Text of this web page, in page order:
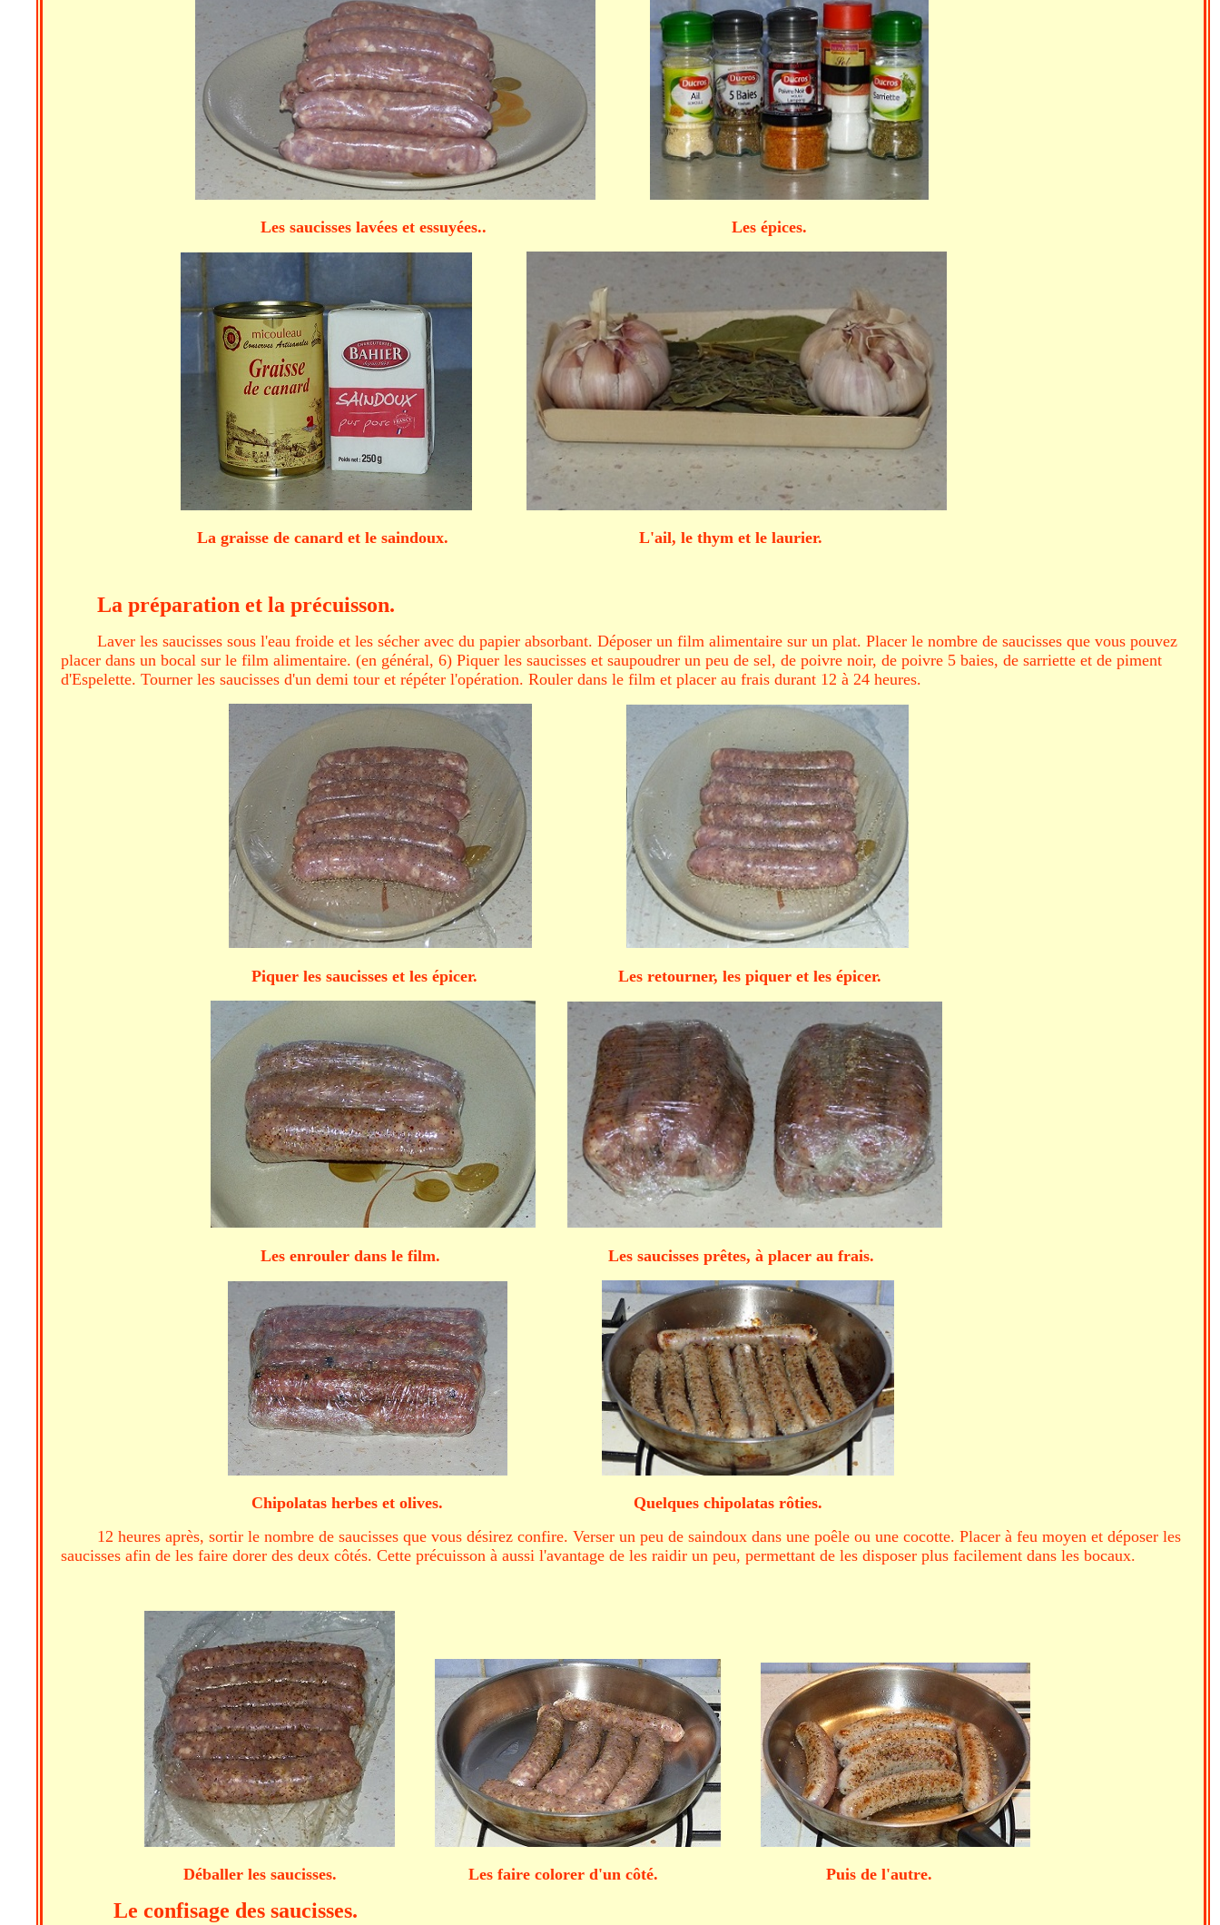
Les saucisses lavées et essuyées.. Les épices.
La graisse de canard et le saindoux. L'ail, le thym et le laurier.
La préparation et la précuisson.
Laver les saucisses sous l'eau froide et les sécher avec du papier absorbant. Déposer un film alimentaire sur un plat. Placer le nombre de saucisses que vous pouvez
placer dans un bocal sur le film alimentaire. (en général, 6) Piquer les saucisses et saupoudrer un peu de sel, de poivre noir, de poivre 5 baies, de sarriette et de piment
d'Espelette. Tourner les saucisses d'un demi tour et répéter l'opération. Rouler dans le film et placer au frais durant 12 à 24 heures.
Piquer les saucisses et les épicer. Les retourner, les piquer et les épicer.
Les enrouler dans le film. Les saucisses prêtes, à placer au frais.
Chipolatas herbes et olives. Quelques chipolatas rôties.
12 heures après, sortir le nombre de saucisses que vous désirez confire. Verser un peu de saindoux dans une poêle ou une cocotte. Placer à feu moyen et déposer les
saucisses afin de les faire dorer des deux côtés. Cette précuisson à aussi l'avantage de les raidir un peu, permettant de les disposer plus facilement dans les bocaux.
Déballer les saucisses. Les faire colorer d'un côté. Puis de l'autre.
Le confisage des saucisses.